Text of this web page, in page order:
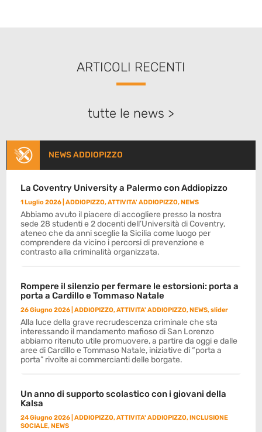
ARTICOLI RECENTI
tutte le news >
NEWS ADDIOPIZZO
La Coventry University a Palermo con Addiopizzo
1 Luglio 2026 |ADDIOPIZZO,ATTIVITA' ADDIOPIZZO,NEWS
Abbiamo avuto il piacere di accogliere presso la nostra
sede 28 studenti e 2 docenti dell’Università di Coventry,
ateneo che da anni sceglie la Sicilia come luogo per
comprendere da vicino i percorsi di prevenzione e
contrasto alla criminalità organizzata.
Rompere il silenzio per fermare le estorsioni: porta a
porta a Cardillo e Tommaso Natale
26 Giugno 2026 |ADDIOPIZZO,ATTIVITA' ADDIOPIZZO,NEWS,slider
Alla luce della grave recrudescenza criminale che sta
interessando il mandamento mafioso di San Lorenzo
abbiamo ritenuto utile promuovere, a partire da oggi e dalle
aree di Cardillo e Tommaso Natale, iniziative di “porta a
porta” rivolte ai commercianti delle borgate.
Un anno di supporto scolastico con i giovani della
Kalsa
24 Giugno 2026 |ADDIOPIZZO,ATTIVITA' ADDIOPIZZO,INCLUSIONE
SOCIALE,NEWS